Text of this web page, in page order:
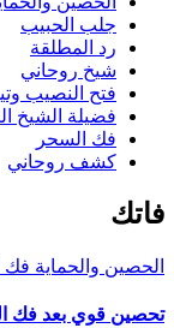
جلب الحبيب
رد المطلقة
شيخ روحاني
فتح النصيب
فضيلة الشيخ
فك السحر
كشف روحاني
فاتك
الحصين والحماية فك
تحصين قوي بعد فك